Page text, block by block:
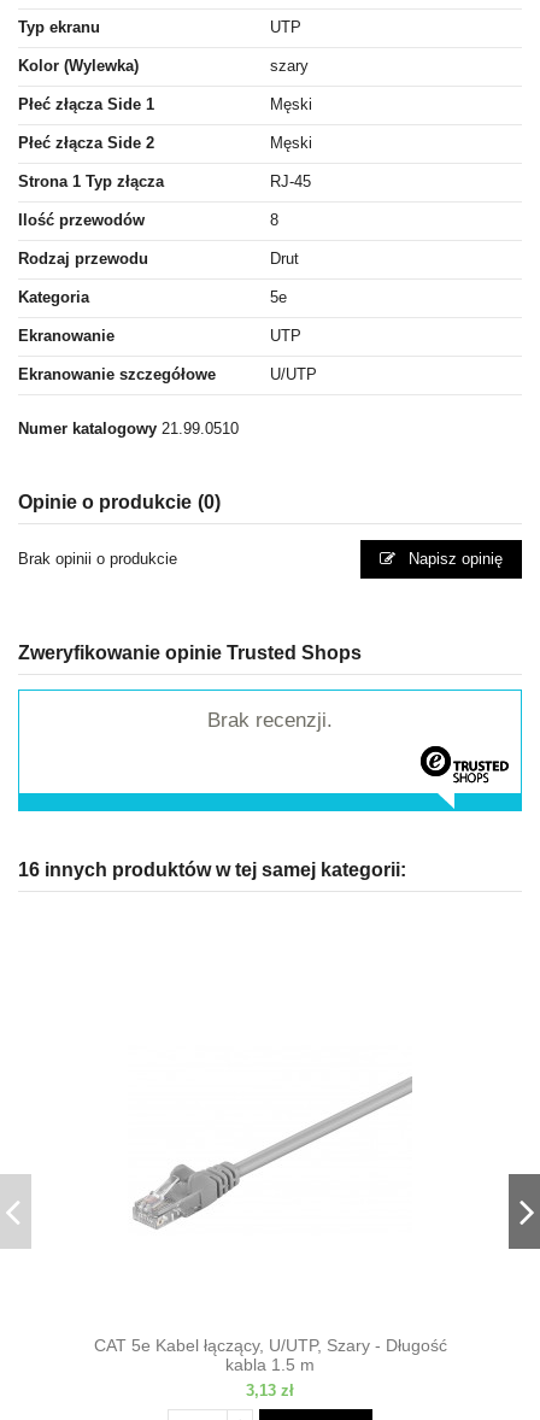
Typ ekranu UTP
Kolor (Wylewka) szary
Płeć złącza Side 1 Męski
Płeć złącza Side 2 Męski
Strona 1 Typ złącza RJ-45
Ilość przewodów 8
Rodzaj przewodu Drut
Kategoria 5e
Ekranowanie UTP
Ekranowanie szczegółowe U/UTP
Numer katalogowy 21.99.0510
Opinie o produkcie (0)
Brak opinii o produkcie Napisz opinię
Zweryfikowanie opinie Trusted Shops
Brak recenzji.
16 innych produktów w tej samej kategorii:
CAT 5e Kabel łączący, U/UTP, Szary - Długość
kabla 1.5 m
3,13 zł